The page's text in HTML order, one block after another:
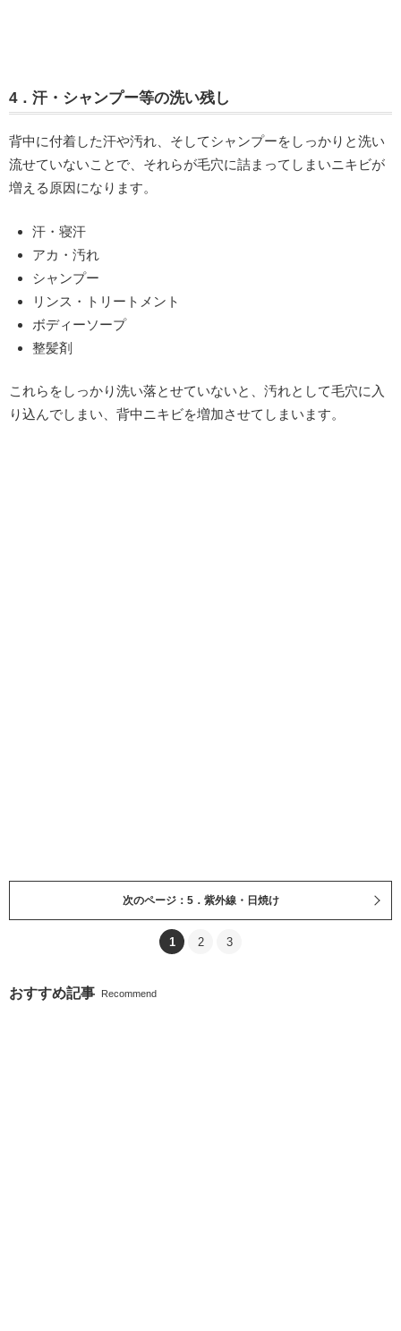
4．汗・シャンプー等の洗い残し
背中に付着した汗や汚れ、そしてシャンプーをしっかりと洗い
流せていないことで、それらが毛穴に詰まってしまいニキビが
増える原因になります。
汗・寝汗
アカ・汚れ
シャンプー
リンス・トリートメント
ボディーソープ
整髪剤
これらをしっかり洗い落とせていないと、汚れとして毛穴に入
り込んでしまい、背中ニキビを増加させてしまいます。
次のページ：5．紫外線・日焼け
1 2 3
おすすめ記事 Recommend